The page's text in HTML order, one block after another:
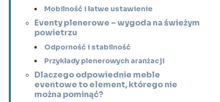
Mobilność i łatwe ustawienie
Eventy plenerowe – wygoda na świeżym
powietrzu
Odporność i stabilność
Przykłady plenerowych aranżacji
Dlaczego odpowiednie meble
eventowe to element, którego nie
można pominąć?